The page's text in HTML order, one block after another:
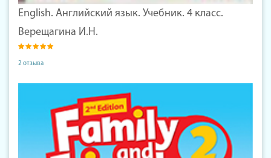
English. Английский язык. Учебник. 4 класс.
Верещагина И.Н.
2 отзыва